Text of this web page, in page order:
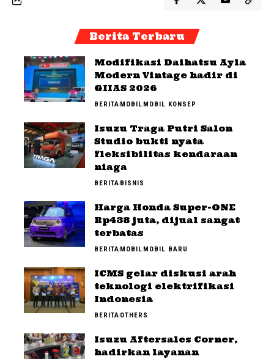
Berita Terbaru
Modifikasi Daihatsu Ayla
Modern Vintage hadir di
GIIAS 2026
BERITAMOBILMOBIL KONSEP
Isuzu Traga Putri Salon
Studio bukti nyata
fleksibilitas kendaraan
niaga
BERITABISNIS
Harga Honda Super-ONE
Rp438 juta, dijual sangat
terbatas
BERITAMOBILMOBIL BARU
ICMS gelar diskusi arah
teknologi elektrifikasi
Indonesia
BERITAOTHERS
Isuzu Aftersales Corner,
hadirkan layanan